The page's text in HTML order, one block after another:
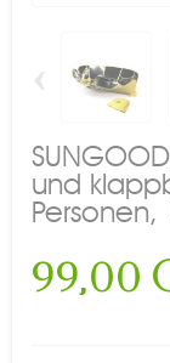
‹
und
Personen,
99,00